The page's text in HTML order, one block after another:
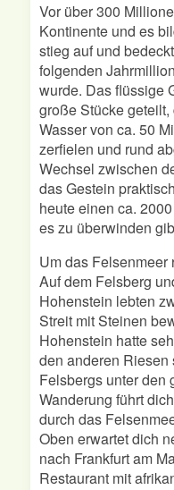
Vor über 300
Kontinente und es
stieg auf und
folgenden
wurde. Das flüssige
große Stücke
Wasser von ca. 50
zerfielen und rund
Wechsel zwischen
das Gestein
heute einen ca.
es zu überwinden
Um das Felsenmeer
Auf dem Felsberg
Hohenstein lebten
Streit mit Steinen
Hohenstein hatte
den anderen
Felsbergs unter den
Wanderung führt
durch das
Oben erwartet dich
nach Frankfurt am
Restaurant mit